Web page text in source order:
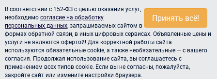
Принять всё!
В соответствии с 152-ФЗ с целью оказания услуг,
необходимосогласие на обработку
персональных данных , запрашиваемых сайтом в
формах обратной связи, в иных цифровых сервисах. Объявленные цены и
услуги не являются офертой! Для корректной работы сайта
используются обязательные cookie, а также необязательные — с вашего
согласия. Продолжая использование сайта, вы соглашаетесь с
применением всех типов cookie. Если вы не согласны, пожалуйста,
закройте сайт или измените настройки браузера.